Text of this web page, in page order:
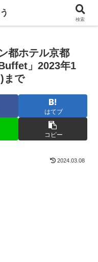
発売のグルメニュース。
都ホテル京都
」2023年1
まで
はてブ
コピー
2024.03.08
検索